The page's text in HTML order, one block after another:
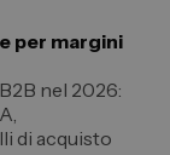
per margini
nel 2026:
di acquisto